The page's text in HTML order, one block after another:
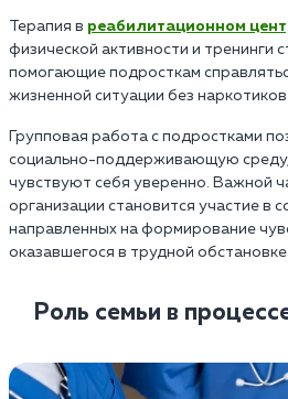
Терапия в реабилитационном
физической активности и тренинги
помогающие подросткам
жизненной ситуации без наркотиков.
Групповая работа с подростками
социально-поддерживающую
чувствуют себя уверенно. Важной
организации становится участие в
направленных на формирование
оказавшегося в трудной обстановке.
Роль семьи в